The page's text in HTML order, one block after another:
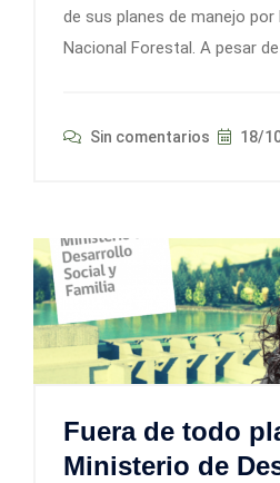
de sus planes de manejo por
Nacional Forestal. A pesar
Sin comentarios 18/
Fuera de todo
Ministerio de